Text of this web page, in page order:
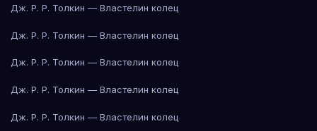
Дж. Р. Р. Толкин — Властелин колец
Дж. Р. Р. Толкин — Властелин колец
Дж. Р. Р. Толкин — Властелин колец
Дж. Р. Р. Толкин — Властелин колец
Дж. Р. Р. Толкин — Властелин колец